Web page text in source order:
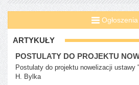
Ogłoszenia
ARTYKUŁY
POSTULATY DO PROJEKTU
Postulaty do projektu nowelizacji ustawy
H. Bylka